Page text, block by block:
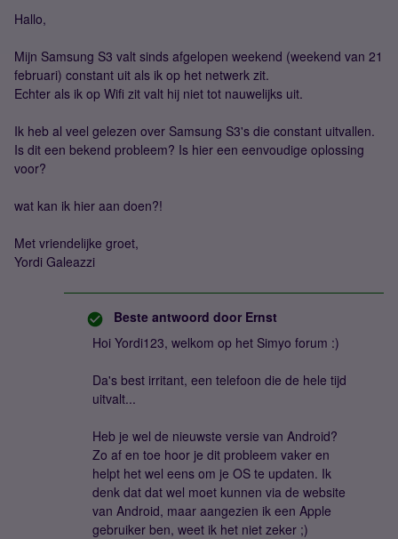
Hallo,
Mijn Samsung S3 valt sinds afgelopen weekend (weekend van 21
februari) constant uit als ik op het netwerk zit.
Echter als ik op Wifi zit valt hij niet tot nauwelijks uit.
Ik heb al veel gelezen over Samsung S3's die constant uitvallen.
Is dit een bekend probleem? Is hier een eenvoudige oplossing
voor?
wat kan ik hier aan doen?!
Met vriendelijke groet,
Yordi Galeazzi
Beste antwoord door Ernst
Hoi Yordi123, welkom op het Simyo forum :)
Da's best irritant, een telefoon die de hele tijd
uitvalt...
Heb je wel de nieuwste versie van Android?
Zo af en toe hoor je dit probleem vaker en
helpt het wel eens om je OS te updaten. Ik
denk dat dat wel moet kunnen via de website
van Android, maar aangezien ik een Apple
gebruiker ben, weet ik het niet zeker ;)